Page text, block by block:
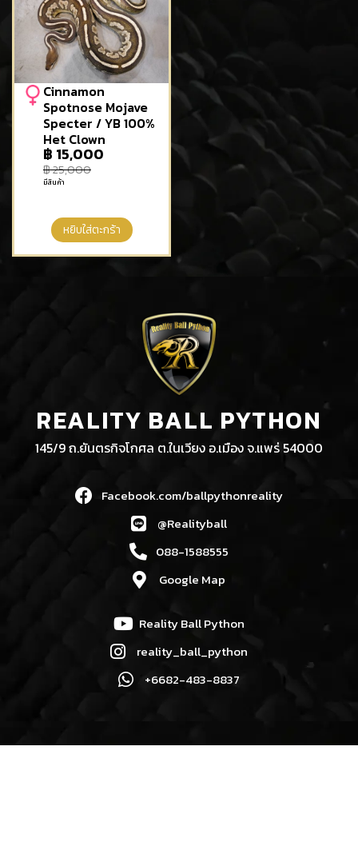
Cinnamon
Spotnose Mojave
Specter / YB 100%
Het Clown
฿25,000
฿ 15,000
มีสินค้า
หยิบใส่ตะกร้า
REALITY BALL PYTHON
145/9 ถ.ยันตรกิจโกศล ต.ในเวียง อ.เมือง จ.แพร่ 54000
Facebook.com/ballpythonreality
@Realityball
088-1588555
Google Map
Reality Ball Python
reality_ball_python
+6682-483-8837